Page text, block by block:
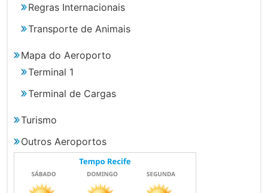
Regras Internacionais
Transporte de Animais
Mapa do Aeroporto
Terminal 1
Terminal de Cargas
Turismo
Outros Aeroportos